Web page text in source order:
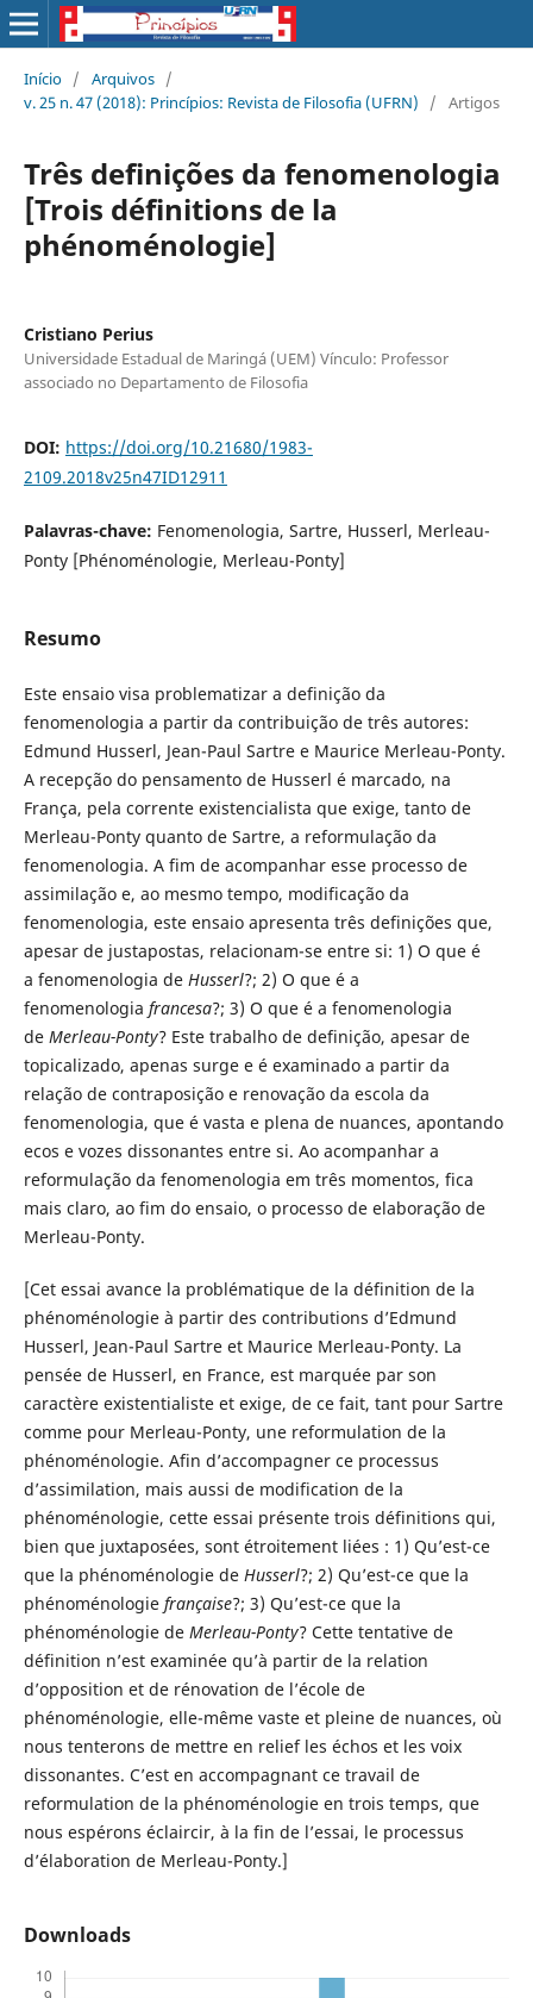
Início / Arquivos /
v. 25 n. 47 (2018): Princípios: Revista de Filosofia (UFRN)
/ Artigos
Três definições da fenomenologia
[Trois définitions de la
phénoménologie]
Cristiano Perius
Universidade Estadual de Maringá (UEM) Vínculo: Professor
associado no Departamento de Filosofia
DOI: https://doi.org/10.21680/1983-
2109.2018v25n47ID12911
Palavras-chave: Fenomenologia, Sartre, Husserl, Merleau-
Ponty [Phénoménologie, Merleau-Ponty]
Resumo
Este ensaio visa problematizar a definição da
fenomenologia a partir da contribuição de três autores:
Edmund Husserl, Jean-Paul Sartre e Maurice Merleau-Ponty.
A recepção do pensamento de Husserl é marcado, na
França, pela corrente existencialista que exige, tanto de
Merleau-Ponty quanto de Sartre, a reformulação da
fenomenologia. A fim de acompanhar esse processo de
assimilação e, ao mesmo tempo, modificação da
fenomenologia, este ensaio apresenta três definições que,
apesar de justapostas, relacionam-se entre si: 1) O que é
a fenomenologia de Husserl?; 2) O que é a
fenomenologia francesa?; 3) O que é a fenomenologia
de Merleau-Ponty? Este trabalho de definição, apesar de
topicalizado, apenas surge e é examinado a partir da
relação de contraposição e renovação da escola da
fenomenologia, que é vasta e plena de nuances, apontando
ecos e vozes dissonantes entre si. Ao acompanhar a
reformulação da fenomenologia em três momentos, fica
mais claro, ao fim do ensaio, o processo de elaboração de
Merleau-Ponty.
[Cet essai avance la problématique de la définition de la
phénoménologie à partir des contributions d’Edmund
Husserl, Jean-Paul Sartre et Maurice Merleau-Ponty. La
pensée de Husserl, en France, est marquée par son
caractère existentialiste et exige, de ce fait, tant pour Sartre
comme pour Merleau-Ponty, une reformulation de la
phénoménologie. Afin d’accompagner ce processus
d’assimilation, mais aussi de modification de la
phénoménologie, cette essai présente trois définitions qui,
bien que juxtaposées, sont étroitement liées : 1) Qu’est-ce
que la phénoménologie de Husserl?; 2) Qu’est-ce que la
phénoménologie française?; 3) Qu’est-ce que la
phénoménologie de Merleau-Ponty? Cette tentative de
définition n’est examinée qu’à partir de la relation
d’opposition et de rénovation de l’école de
phénoménologie, elle-même vaste et pleine de nuances, où
nous tenterons de mettre en relief les échos et les voix
dissonantes. C’est en accompagnant ce travail de
reformulation de la phénoménologie en trois temps, que
nous espérons éclaircir, à la fin de l’essai, le processus
d’élaboration de Merleau-Ponty.]
Downloads